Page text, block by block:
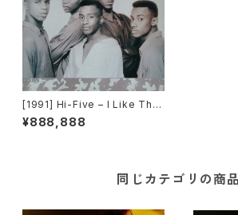
[1991] Hi-Five – I Like The
Way (The Kissing Game) [J
ive][PROMO]
¥888,888
同じカテゴリの商品